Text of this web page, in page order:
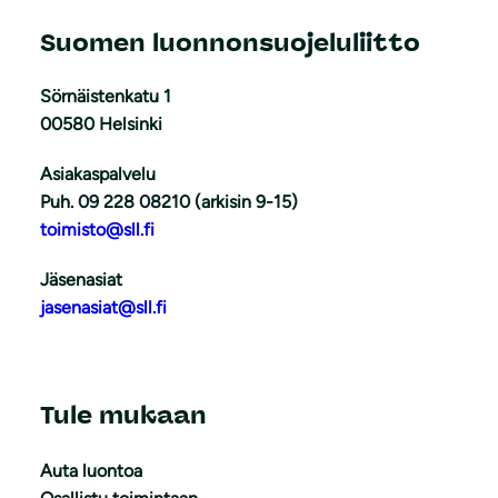
Suomen luonnonsuojeluliitto
Sörnäistenkatu 1
00580 Helsinki
Asiakaspalvelu
Puh. 09 228 08210 (arkisin 9-15)
toimisto@sll.fi
Jäsenasiat
jasenasiat@sll.fi
Tule mukaan
Auta luontoa